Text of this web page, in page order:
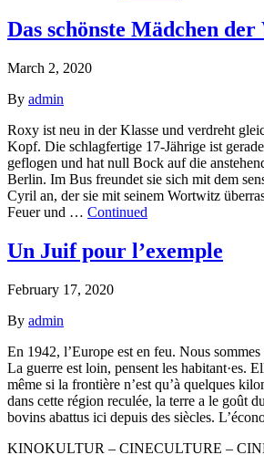
Das schönste Mädchen der
March 2, 2020
By admin
Roxy ist neu in der Klasse und verdreht
Kopf. Die schlagfertige 17-Jährige ist
geflogen und hat null Bock auf die
Berlin. Im Bus freundet sie sich mit dem
Cyril an, der sie mit seinem Wortwitz
Feuer und … Continued
Un Juif pour l’exemple
February 17, 2020
By admin
En 1942, l’Europe est en feu. Nous sommes
La guerre est loin, pensent les habitant·es.
même si la frontière n’est qu’à quelques
dans cette région reculée, la terre a le goût
bovins abattus ici depuis des siècles.
KINOKULTUR – CINECULTURE –